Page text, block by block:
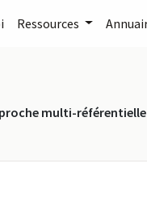
Ressources
multi-référentielle